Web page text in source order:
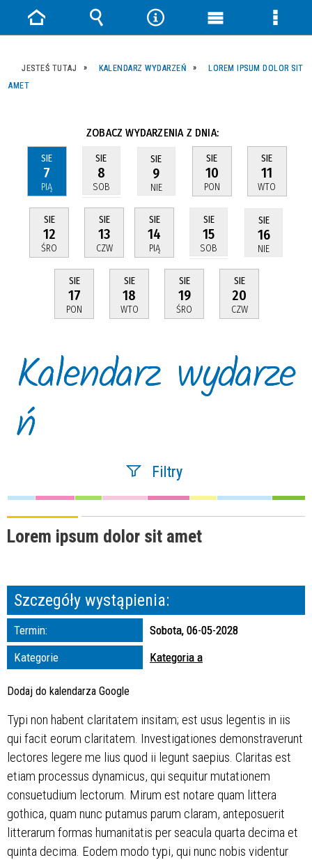
JESTEŚ TUTAJ KALENDARZ WYDARZEŃ
LOREM IPSUM DOLOR SIT
AMET
ZOBACZ WYDARZENIA Z DNIA:
SIE
7
PIĄ
SIE
8
SOB
SIE
9
NIE
SIE
10
PON
SIE
11
WTO
SIE
12
ŚRO
SIE
13
CZW
SIE
14
PIĄ
SIE
15
SOB
SIE
16
NIE
SIE
17
PON
SIE
18
WTO
SIE
19
ŚRO
SIE
20
CZW
Kalendarz wydarze
ń
Filtry
Trwające w
zakresie
Miejsce
Organizator
Lorem ipsum dolor sit amet
Szczegóły wystąpienia:
Termin:
Sobota, 06-05-2028
Kategorie
Kategoria a
Dodaj do kalendarza Google
Typi non habent claritatem insitam; est usus legentis in iis
qui facit eorum claritatem. Investigationes demonstraverunt
lectores legere me lius quod ii legunt saepius. Claritas est
etiam processus dynamicus, qui sequitur mutationem
consuetudium lectorum. Mirum est notare quam littera
gothica, quam nunc putamus parum claram, anteposuerit
litterarum formas humanitatis per seacula quarta decima et
quinta decima. Eodem modo typi, qui nunc nobis videntur
Strona
główna
Wyszukiwarka
NarzędziaMenu
Menu